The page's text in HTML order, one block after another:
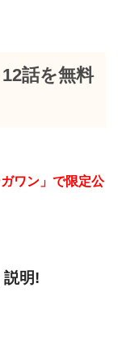
話を無料
ガワン」で限定公
説明!